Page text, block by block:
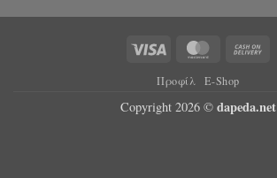
Visa MasterCard
Προφίλ E-Shop
Copyright 2026 © dapeda.net